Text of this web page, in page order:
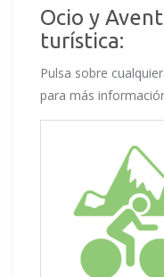
Ocio y
turística:
Pulsa sobre
para más